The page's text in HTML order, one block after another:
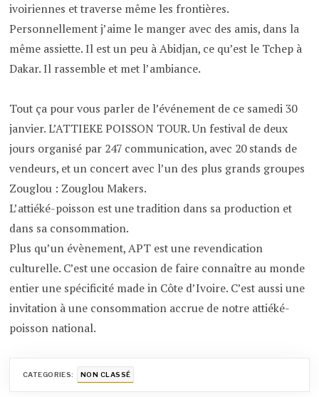
ivoiriennes et traverse même les frontières.
Personnellement j’aime le manger avec des amis, dans la
même assiette. Il est un peu à Abidjan, ce qu’est le Tchep à
Dakar. Il rassemble et met l’ambiance.
Tout ça pour vous parler de l’événement de ce samedi 30
janvier. L’ATTIEKE POISSON TOUR. Un festival de deux
jours organisé par 247 communication, avec 20 stands de
vendeurs, et un concert avec l’un des plus grands groupes
Zouglou : Zouglou Makers.
L’attiéké-poisson est une tradition dans sa production et
dans sa consommation.
Plus qu’un évènement, APT est une revendication
culturelle. C’est une occasion de faire connaître au monde
entier une spécificité made in Côte d’Ivoire. C’est aussi une
invitation à une consommation accrue de notre attiéké-
poisson national.
CATEGORIES: NON CLASSÉ